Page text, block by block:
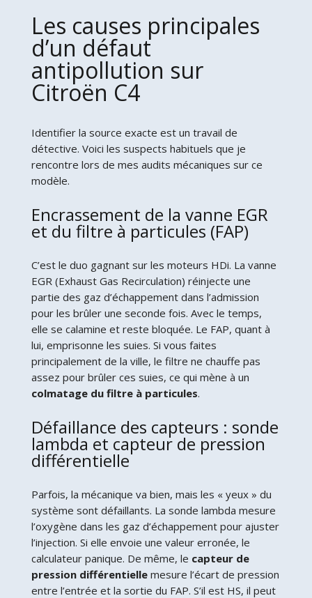
Les causes principales
d’un défaut
antipollution sur
Citroën C4
Identifier la source exacte est un travail de
détective. Voici les suspects habituels que je
rencontre lors de mes audits mécaniques sur ce
modèle.
Encrassement de la vanne EGR
et du filtre à particules (FAP)
C’est le duo gagnant sur les moteurs HDi. La vanne
EGR (Exhaust Gas Recirculation) réinjecte une
partie des gaz d’échappement dans l’admission
pour les brûler une seconde fois. Avec le temps,
elle se calamine et reste bloquée. Le FAP, quant à
lui, emprisonne les suies. Si vous faites
principalement de la ville, le filtre ne chauffe pas
assez pour brûler ces suies, ce qui mène à un
colmatage du filtre à particules.
Défaillance des capteurs : sonde
lambda et capteur de pression
différentielle
Parfois, la mécanique va bien, mais les « yeux » du
système sont défaillants. La sonde lambda mesure
l’oxygène dans les gaz d’échappement pour ajuster
l’injection. Si elle envoie une valeur erronée, le
calculateur panique. De même, le capteur de
pression différentiellemesure l’écart de pression
entre l’entrée et la sortie du FAP. S’il est HS, il peut